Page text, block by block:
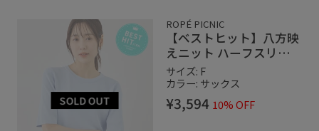
ROPÉ PICNIC
【ベストヒット】八方映
えニット ハーフスリーブ
ニット/UVカット・接触
冷感・イージーケア
サイズ: F
カラー: サックス
¥3,594 10% OFF